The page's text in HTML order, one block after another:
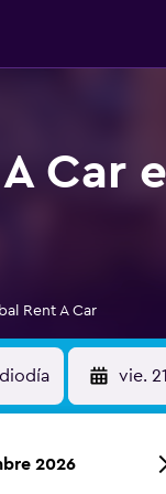
Car
Rent A Car
vie.
2026